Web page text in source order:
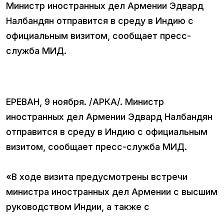
Министр иностранных дел Армении Эдвард
Налбандян отправится в среду в Индию с
официальным визитом, сообщает пресс-
служба МИД.
ЕРЕВАН, 9 ноября. /АРКА/. Министр
иностранных дел Армении Эдвард Налбандян
отправится в среду в Индию с официальным
визитом, сообщает пресс-служба МИД.
«В ходе визита предусмотрены встречи
министра иностранных дел Армении с высшим
руководством Индии, а также с